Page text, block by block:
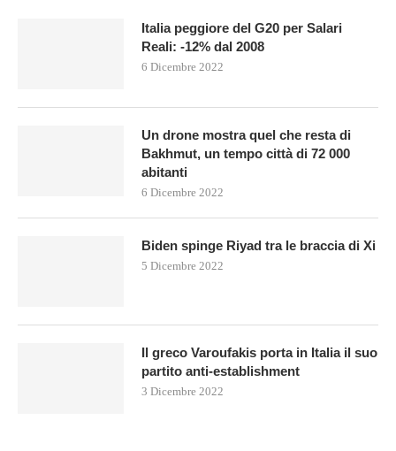
Italia peggiore del G20 per Salari
Reali: -12% dal 2008
6 Dicembre 2022
Un drone mostra quel che resta di
Bakhmut, un tempo città di 72 000
abitanti
6 Dicembre 2022
Biden spinge Riyad tra le braccia di Xi
5 Dicembre 2022
Il greco Varoufakis porta in Italia il suo
partito anti-establishment
3 Dicembre 2022